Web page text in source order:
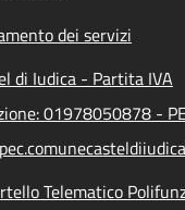
dei servizi
di Iudica - Partita IVA
01978050878 -
Telematico